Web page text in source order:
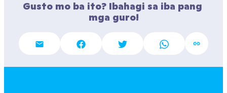
Gusto mo ba ito? Ibahagi sa iba pang
mga guro!